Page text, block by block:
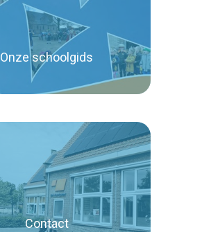
Onze schoolgids
Lees verder
Contact